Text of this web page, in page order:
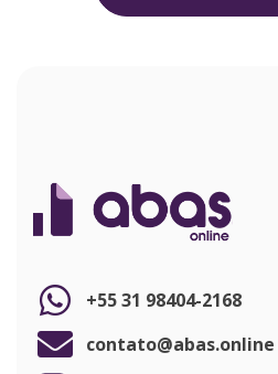
+55 31 98404-2168
contato@abas.online